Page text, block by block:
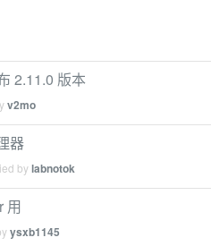
2.11.0 版本
v2mo
器
bylabnotok
用
ysxb1145